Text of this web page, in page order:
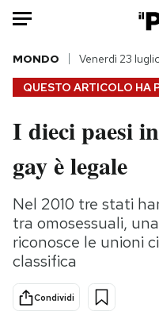
HOME
Italia
Mondo
Politica
Tecnologia
Internet
Scienza
Cultura
Economia
QUESTO ARTICOLO HA
MONDO Venerdì 23
I dieci paesi
gay è legale
Nel 2010 tre stati
tra omosessuali,
riconosce le unioni
classifica
Condividi